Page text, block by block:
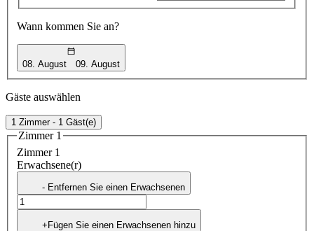
Wann kommen Sie an?
08. August 09. August
Gäste auswählen
1 Zimmer - 1 Gäst(e)
Zimmer 1
Zimmer 1
Erwachsene(r)
- Entfernen Sie einen Erwachsenen
+Fügen Sie einen Erwachsenen hinzu